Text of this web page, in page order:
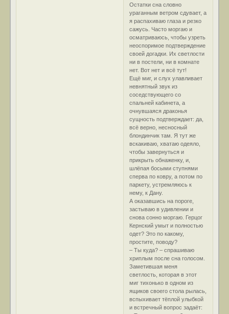
Остатки сна словно
ураганным ветром сдувает, а
я распахиваю глаза и резко
сажусь. Часто моргаю и
осматриваюсь, чтобы узреть
неоспоримое подтверждение
своей догадки. Их светлости
ни в постели, ни в комнате
нет. Вот нет и всё тут!
Ещё миг, и слух улавливает
невнятный звук из
соседствующего со
спальней кабинета, а
очнувшаяся драконья
сущность подтверждает: да,
всё верно, несносный
блондинчик там. Я тут же
вскакиваю, хватаю одеяло,
чтобы завернуться и
прикрыть обнаженку, и,
шлёпая босыми ступнями
сперва по ковру, а потом по
паркету, устремляюсь к
нему, к Дану.
А оказавшись на пороге,
застываю в удивлении и
снова сонно моргаю. Герцог
Кернский умыт и полностью
одет? Это по какому,
простите, поводу?
– Ты куда? – спрашиваю
хриплым после сна голосом.
Заметившая меня
светлость, которая в этот
миг тихонько в одном из
ящиков своего стола рылась,
вспыхивает тёплой улыбкой
и встречный вопрос задаёт: